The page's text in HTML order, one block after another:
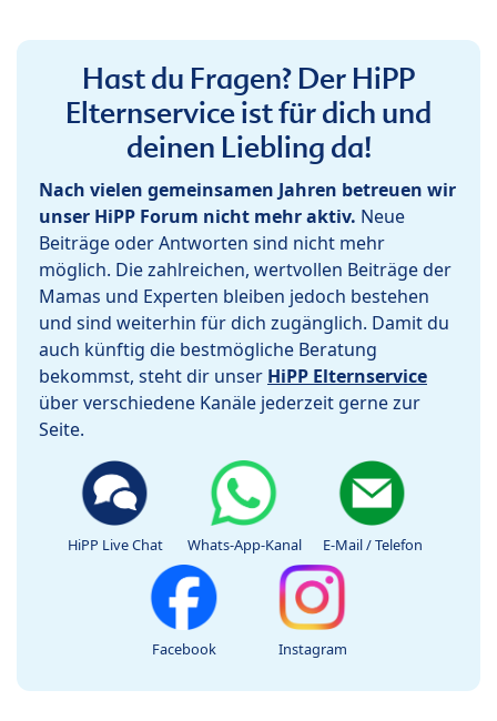
Hast du Fragen? Der HiPP
Elternservice ist für dich und
deinen Liebling da!
Nach vielen gemeinsamen Jahren betreuen wir
unser HiPP Forum nicht mehr aktiv. Neue
Beiträge oder Antworten sind nicht mehr
möglich. Die zahlreichen, wertvollen Beiträge der
Mamas und Experten bleiben jedoch bestehen
und sind weiterhin für dich zugänglich. Damit du
auch künftig die bestmögliche Beratung
bekommst, steht dir unser HiPP Elternservice
über verschiedene Kanäle jederzeit gerne zur
Seite.
HiPP Live Chat Whats-App-Kanal E-Mail / Telefon
Facebook Instagram